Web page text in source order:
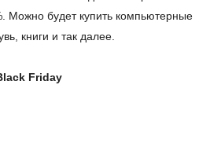
Можно будет купить компьютерные
книги и так далее.
Friday